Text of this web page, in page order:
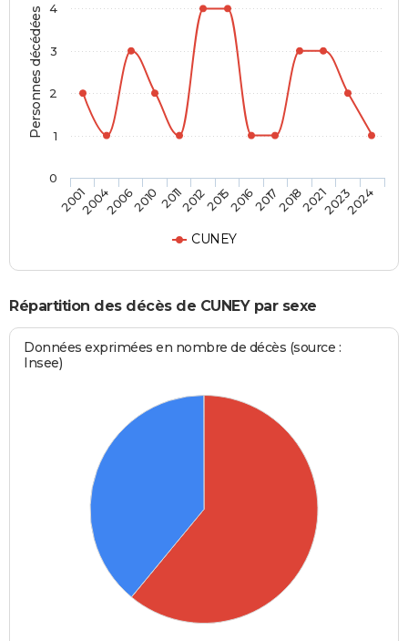
Personnes décédées
CUNEY
2001200420062010 201120122015201620172018202120232024
0
1
2
3
4
Répartition des décès de CUNEY par sexe
Données exprimées en nombre de décès (source :
Insee)